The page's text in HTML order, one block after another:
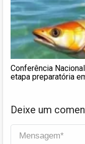
Conferência
etapa preparatória
Deixe um